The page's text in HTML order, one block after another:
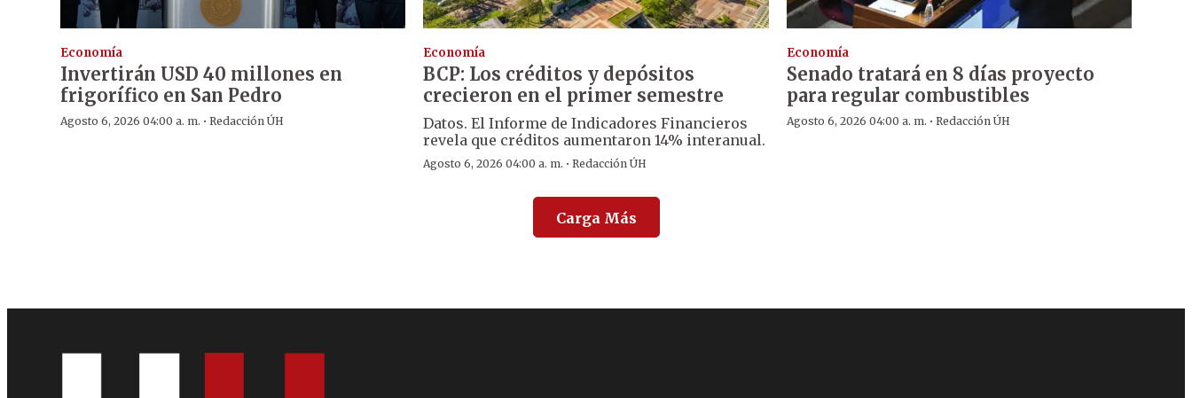
Economía
Invertirán USD 40 millones en
frigorífico en San Pedro
Agosto 6, 2026 04:00 a. m. · Redacción ÚH
Economía
BCP: Los créditos y depósitos
crecieron en el primer semestre
Datos. El Informe de Indicadores Financieros
revela que créditos aumentaron 14% interanual.
Agosto 6, 2026 04:00 a. m. ·Redacción ÚH
Economía
Senado tratará en 8 días proyecto
para regular combustibles
Agosto 6, 2026 04:00 a. m. · Redacción ÚH
Carga Más